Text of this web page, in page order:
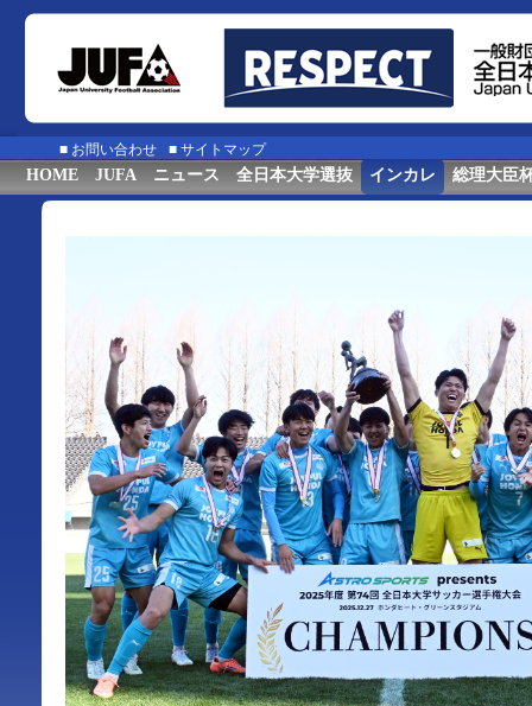
■ お問い合わせ ■ サイトマップ
HOME JUFA ニュース 全日本大学選抜 インカレ 総理大臣